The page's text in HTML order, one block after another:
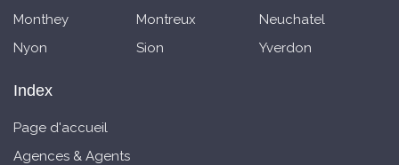
Monthey
Montreux
Neuchatel
Nyon
Sion Yverdon
Index
Page d'accueil
Agences & Agents